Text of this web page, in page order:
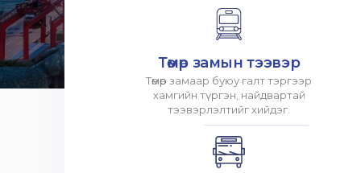
Төмөр замын тээвэр
Төмөр замаар буюу галт тэргээр
хамгийн түргэн, найдвартай
тээвэрлэлтийг хийдэг.